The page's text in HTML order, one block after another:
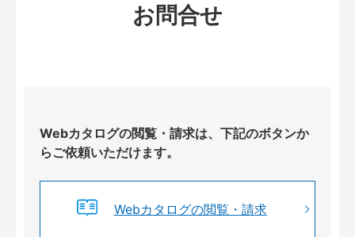
お問合せ
Webカタログの閲覧・請求は、下記のボタンか
らご依頼いただけます。
Webカタログの閲覧・請求